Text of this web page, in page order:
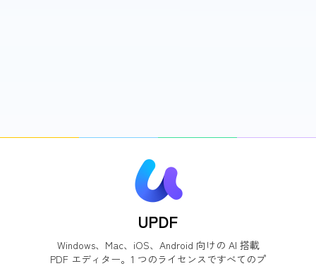
UPDF
Windows、Mac、iOS、Android 向けの AI 搭載
PDF エディター。1 つのライセンスですべてのプ